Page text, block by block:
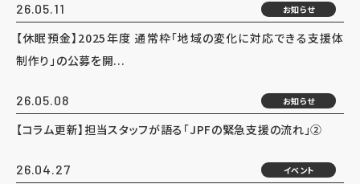
26.05.11 お知らせ
【休眠預金】2025年度 通常枠「地域の変化に対応できる支援体
制作り」の公募を開...
26.05.08 お知らせ
【コラム更新】担当スタッフが語る「JPFの緊急支援の流れ」②
26.04.27 イベント